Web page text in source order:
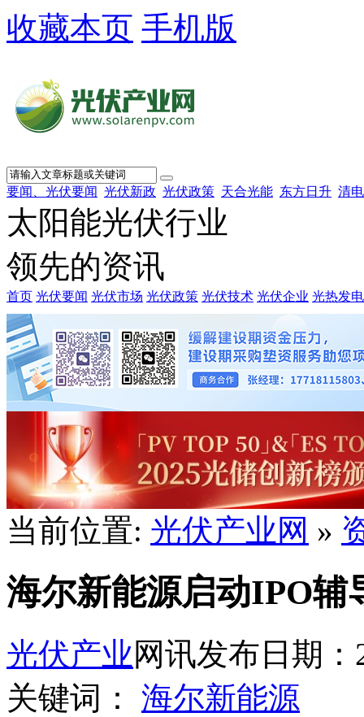
收藏本页 手机版
要闻、光伏要闻 光伏新政 光伏政策 天合光能 东方日升 清
太阳能光伏行业
领先的资讯
首页 光伏要闻 光伏市场 光伏政策 光伏技术 光伏企业 光热发电
当前位置: 光伏产业网 »
海尔新能源启动IPO辅
光伏产业网讯发布日期：
关键词： 海尔新能源